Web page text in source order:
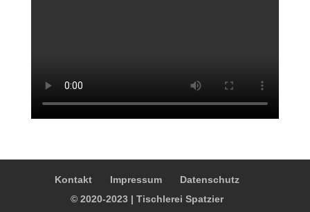
Kontakt Impressum
Datenschutz
© 2020-2023 | Tischlerei Spatzier